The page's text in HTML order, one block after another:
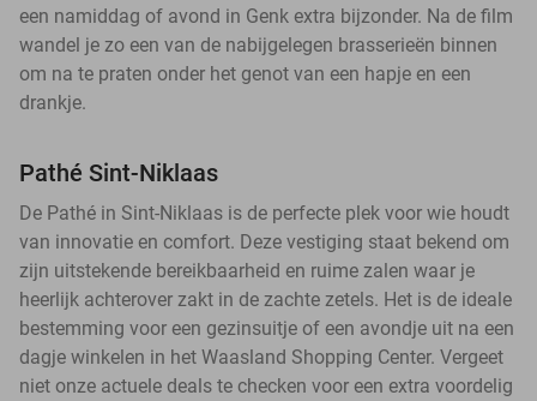
een namiddag of avond in Genk extra bijzonder. Na de film
wandel je zo een van de nabijgelegen brasserieën binnen
om na te praten onder het genot van een hapje en een
drankje.
Pathé Sint-Niklaas
De Pathé in Sint-Niklaas is de perfecte plek voor wie houdt
van innovatie en comfort. Deze vestiging staat bekend om
zijn uitstekende bereikbaarheid en ruime zalen waar je
heerlijk achterover zakt in de zachte zetels. Het is de ideale
bestemming voor een gezinsuitje of een avondje uit na een
dagje winkelen in het Waasland Shopping Center. Vergeet
niet onze actuele deals te checken voor een extra voordelig